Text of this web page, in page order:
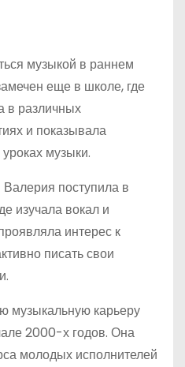
музыкой в раннем
еще в школе, где
в различных
и показывала
музыки.
поступила в
изучала вокал и
интерес к
писать свои
музыкальную карьеру
2000-х годов. Она
молодых исполнителей